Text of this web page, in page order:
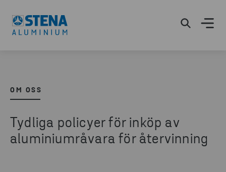
OM OSS
Tydliga policyer för inköp av
aluminiumråvara för återvinning